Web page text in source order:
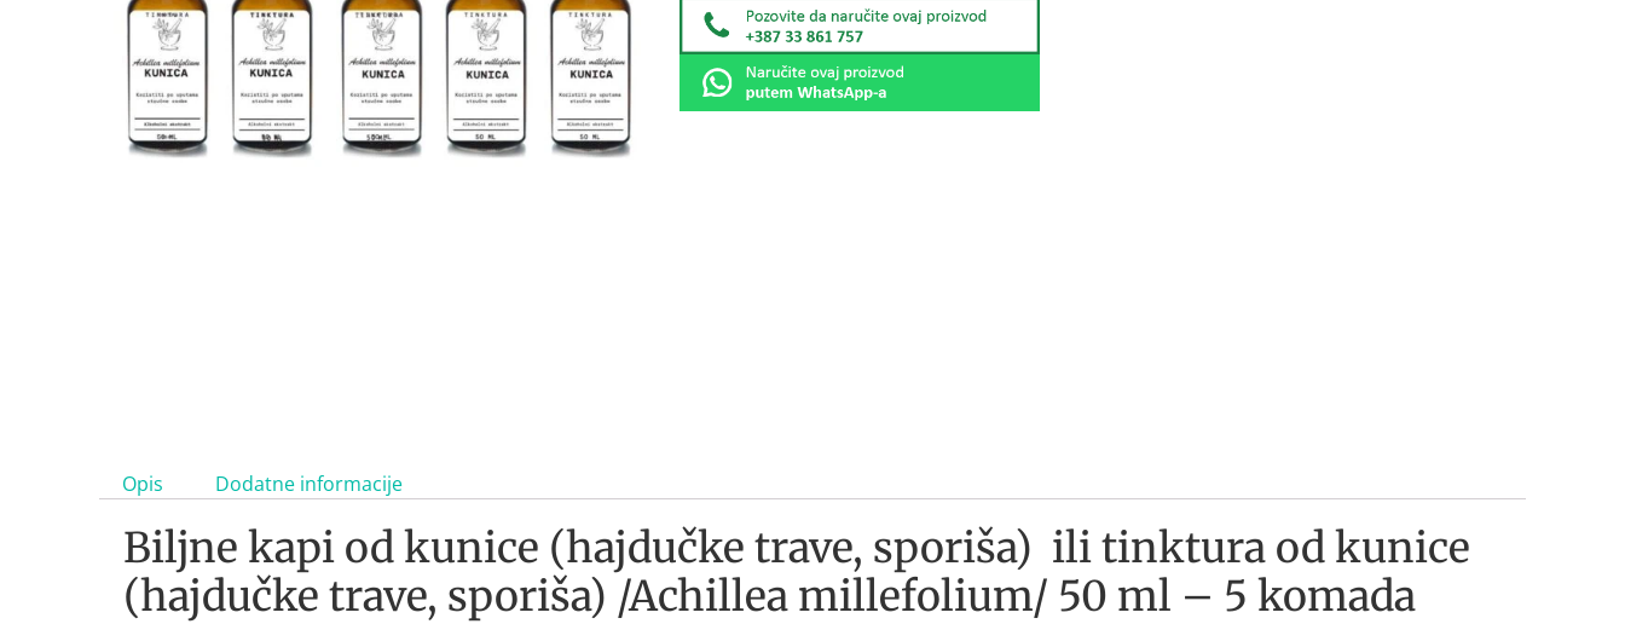
Opis Dodatne informacije
Biljne kapi od kunice (hajdučke trave, sporiša) ili tinktura od kunice
(hajdučke trave, sporiša) /Achillea millefolium/ 50 ml – 5 komada